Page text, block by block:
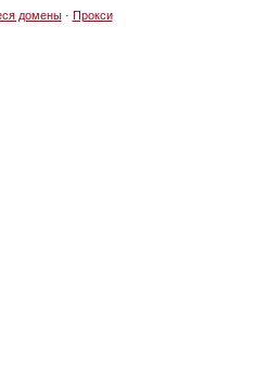
домены· Прокси